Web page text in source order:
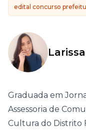
edital concurso
Graduada em
Assessoria de
Cultura do Distrito